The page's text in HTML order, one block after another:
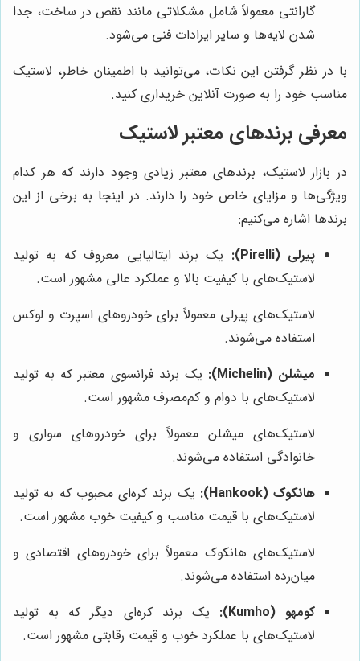
گارانتی معمولاً شامل مشکلاتی مانند نقص در ساخت، جدا
شدن لایه‌ها و سایر ایرادات فنی می‌شود.
با در نظر گرفتن این نکات، می‌توانید با اطمینان خاطر، لاستیک
مناسب خود را به صورت آنلاین خریداری کنید.
معرفی برندهای معتبر لاستیک
در بازار لاستیک، برندهای معتبر زیادی وجود دارند که هر کدام
ویژگی‌ها و مزایای خاص خود را دارند. در اینجا به برخی از این
برندها اشاره می‌کنیم:
پیرلی (Pirelli):
یک برند ایتالیایی معروف که به تولید
لاستیک‌های با کیفیت بالا و عملکرد عالی مشهور است.
لاستیک‌های پیرلی معمولاً برای خودروهای اسپرت و لوکس
استفاده می‌شوند.
میشلن (Michelin):
یک برند فرانسوی معتبر که به تولید
لاستیک‌های با دوام و کم‌مصرف مشهور است.
لاستیک‌های میشلن معمولاً برای خودروهای سواری و
خانوادگی استفاده می‌شوند.
هانکوک (Hankook):
یک برند کره‌ای محبوب که به تولید
لاستیک‌های با قیمت مناسب و کیفیت خوب مشهور است.
لاستیک‌های هانکوک معمولاً برای خودروهای اقتصادی و
میان‌رده استفاده می‌شوند.
کومهو (Kumho):
یک برند کره‌ای دیگر که به تولید
لاستیک‌های با عملکرد خوب و قیمت رقابتی مشهور است.